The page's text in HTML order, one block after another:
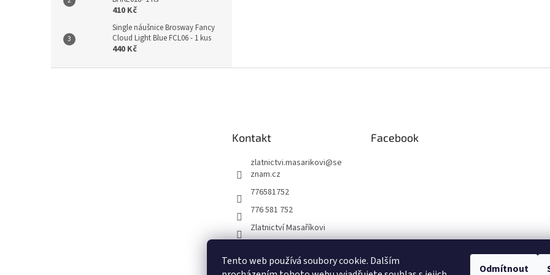
Tento web používá soubory cookie. Dalším
Odmítnout
410 Kč
Single náušnice Brosway Fancy
Cloud Light Blue FCL06 - 1 kus
440 Kč
Kontakt
zlatnictvi.masarikovi@se
znam.cz
776581752
776 581 752
Zlatnictví Masaříkovi
Facebook
Formuláře